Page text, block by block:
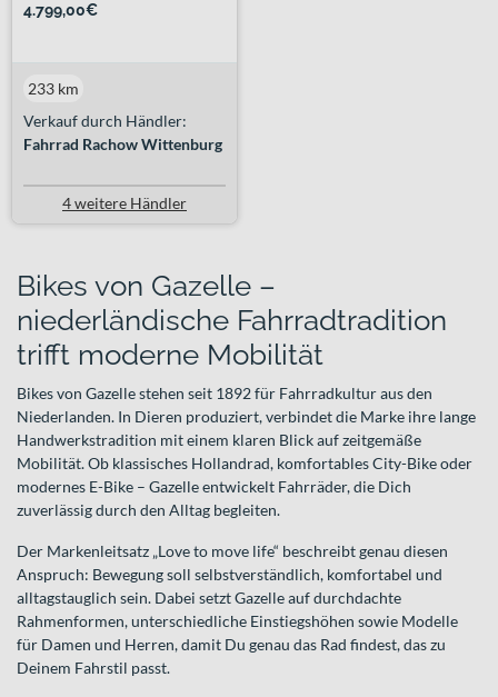
4.799,00€
Verkauf durch Händler:
Fahrrad Rachow Wittenburg
233 km
4 weitere Händler
Bikes von Gazelle –
niederländische Fahrradtradition
trifft moderne Mobilität
Bikes von Gazelle stehen seit 1892 für Fahrradkultur aus den
Niederlanden. In Dieren produziert, verbindet die Marke ihre lange
Handwerkstradition mit einem klaren Blick auf zeitgemäße
Mobilität. Ob klassisches Hollandrad, komfortables City-Bike oder
modernes E-Bike – Gazelle entwickelt Fahrräder, die Dich
zuverlässig durch den Alltag begleiten.
Der Markenleitsatz „Love to move life“ beschreibt genau diesen
Anspruch: Bewegung soll selbstverständlich, komfortabel und
alltagstauglich sein. Dabei setzt Gazelle auf durchdachte
Rahmenformen, unterschiedliche Einstiegshöhen sowie Modelle
für Damen und Herren, damit Du genau das Rad findest, das zu
Deinem Fahrstil passt.